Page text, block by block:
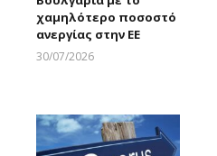
χαμηλότερο ποσοστό
ανεργίας στην ΕΕ
30/07/2026